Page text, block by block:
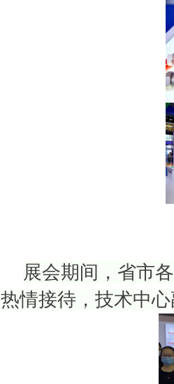
展会期间，省市
热情接待，技术中